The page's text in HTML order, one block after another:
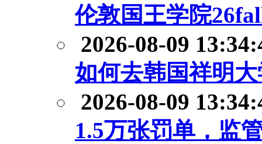
伦敦国王学院
2026-08-09
如何去韩国祥明
2026-08-09
1.5万张罚单，监